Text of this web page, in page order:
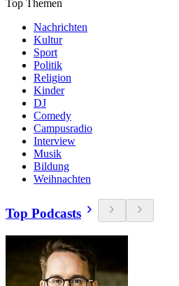
Top Themen
Nachrichten
Kultur
Sport
Politik
Religion
Kinder
DJ
Comedy
Campusradio
Interview
Musik
Bildung
Weihnachten
Top Podcasts